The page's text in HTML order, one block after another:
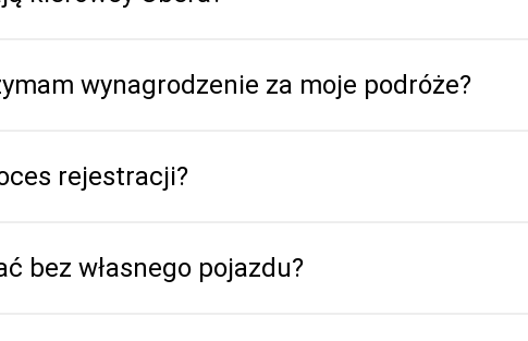
wynagrodzenie za moje podróże?
rejestracji?
bez własnego pojazdu?